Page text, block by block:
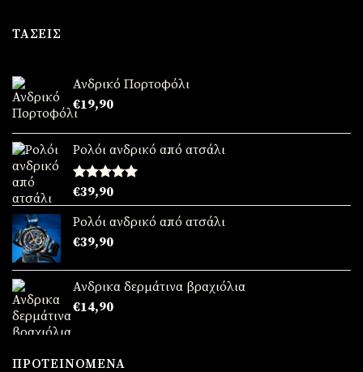
ΤΆΣΕΙΣ
Ανδρικό Πορτοφόλι
€19,90
Ρολόι ανδρικό από ατσάλι
Βαθμολογήθηκε
με5.00
από 5
€39,90
Ρολόι ανδρικό από ατσάλι
€39,90
Ανδρικα δερμάτινα βραχιόλια
€14,90
ΠΡΟΤΕΙΝΌΜΕΝΑ